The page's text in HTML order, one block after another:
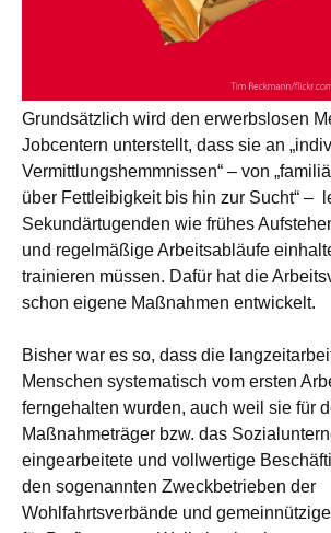
Grundsätzlich wird den erwerbslosen
Jobcentern unterstellt, dass sie an
Vermittlungshemmnissen“ – von
über Fettleibigkeit bis hin zur Sucht“ –
Sekundärtugenden wie frühes
und regelmäßige Arbeitsabläufe
trainieren müssen. Dafür hat die
schon eigene Maßnahmen entwickelt.
Bisher war es so, dass die
Menschen systematisch vom ersten
ferngehalten wurden, auch weil sie für
Maßnahmeträger bzw. das
eingearbeitete und vollwertige
den sogenannten Zweckbetrieben der
Wohlfahrtsverbände und